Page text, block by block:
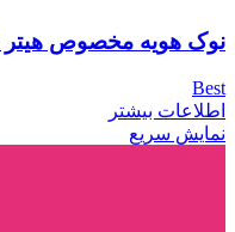
نوک هویه مخصوص هیتر BEST 900M T 1C
Best
اطلاعات بیشتر
نمایش سریع